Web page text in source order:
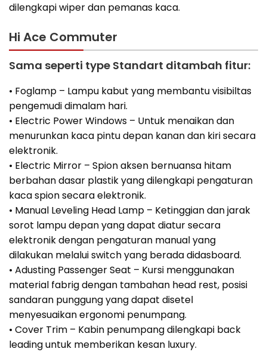
dilengkapi wiper dan pemanas kaca.
Hi Ace Commuter
Sama seperti type Standart ditambah fitur:
• Foglamp – Lampu kabut yang membantu visibiltas
pengemudi dimalam hari.
• Electric Power Windows – Untuk menaikan dan
menurunkan kaca pintu depan kanan dan kiri secara
elektronik.
• Electric Mirror – Spion aksen bernuansa hitam
berbahan dasar plastik yang dilengkapi pengaturan
kaca spion secara elektronik.
• Manual Leveling Head Lamp – Ketinggian dan jarak
sorot lampu depan yang dapat diatur secara
elektronik dengan pengaturan manual yang
dilakukan melalui switch yang berada didasboard.
• Adusting Passenger Seat – Kursi menggunakan
material fabrig dengan tambahan head rest, posisi
sandaran punggung yang dapat disetel
menyesuaikan ergonomi penumpang.
• Cover Trim – Kabin penumpang dilengkapi back
leading untuk memberikan kesan luxury.